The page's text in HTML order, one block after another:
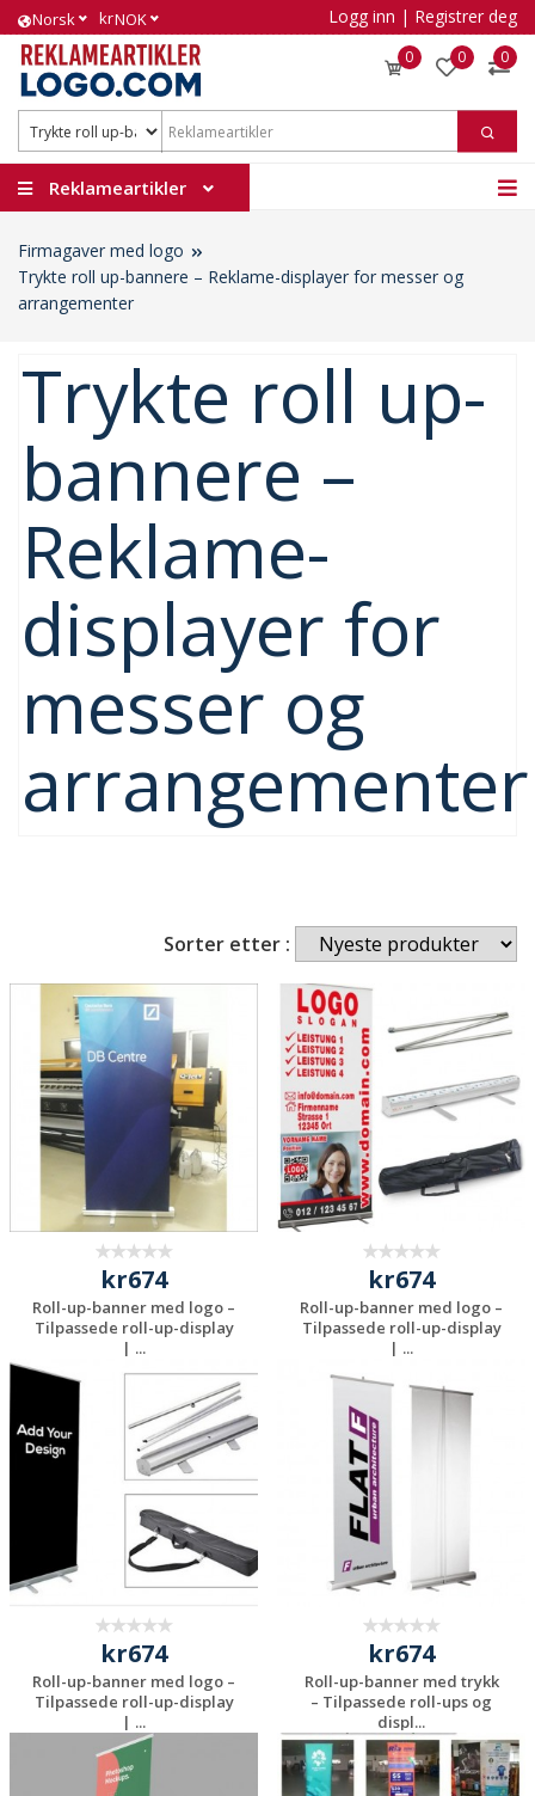
Norsk krNOK Logg inn | Registrer deg
0 0 0
Reklameartikler
Firmagaver med logo
Trykte roll up-bannere – Reklame-displayer for messer og
arrangementer
Trykte roll up-
bannere –
Reklame-
displayer for
messer og
arrangementer
Sorter etter :
kr674
Roll-up-banner med logo –
Tilpassede roll-up-display
| ...
uforpliktende
tilbud
kr674
Roll-up-banner med logo –
Tilpassede roll-up-display
| ...
Be om et
uforpliktende
tilbud
kr674
Roll-up-banner med logo –
Tilpassede roll-up-display
| ...
Be om et
uforpliktende
kr674
Roll-up-banner med trykk
– Tilpassede roll-ups og
displ...
Be om et
uforpliktende